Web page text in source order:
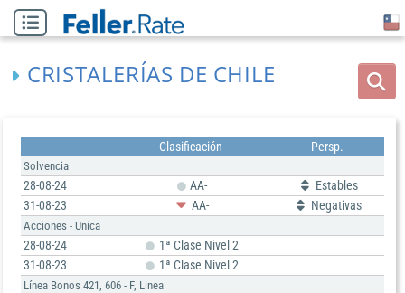
CRISTALERÍAS DE CHILE
Clasificación Persp.
Solvencia
28-08-24 AA-
Estables
31-08-23
AA- Negativas
Acciones - Unica
28-08-24
1ª Clase Nivel 2
31-08-23
1ª Clase Nivel 2
Línea Bonos 421, 606 - F, Linea